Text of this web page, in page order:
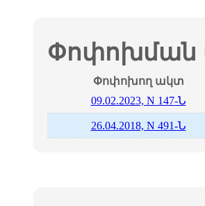
Փոփոխման
Փոփոխող ակտ
09.02.2023, N 147-Ն
26.04.2018, N 491-Ն